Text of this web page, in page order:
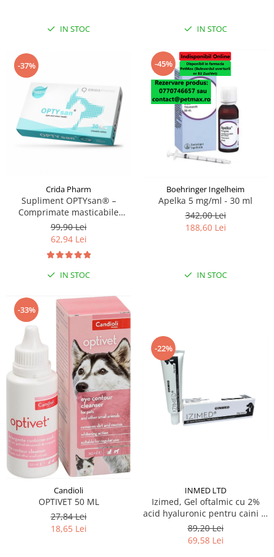
IN STOC IN STOC
-37%
Crida Pharm
Supliment OPTYsan® –
Comprimate masticabile
pentru câini și pisici, 30
comprimate
99,90 Lei
62,94 Lei
IN STOC
-45%
Boehringer Ingelheim
Apelka 5 mg/ml - 30 ml
342,00 Lei
188,60 Lei
IN STOC
-33%
Candioli
OPTIVET 50 ML
27,84 Lei
18,65 Lei
-22%
INMED LTD
Izimed, Gel oftalmic cu 2%
acid hyaluronic pentru caini si
pisici , 30 g
89,20 Lei
69,58 Lei